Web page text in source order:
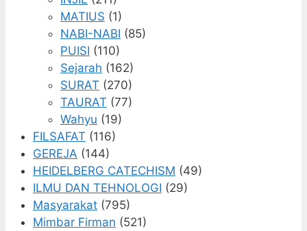
MATIUS (1)
NABI-NABI (85)
PUISI (110)
Sejarah (162)
SURAT (270)
TAURAT (77)
Wahyu (19)
FILSAFAT (116)
GEREJA (144)
HEIDELBERG CATECHISM (49)
ILMU DAN TEHNOLOGI (29)
Masyarakat (795)
Mimbar Firman (521)